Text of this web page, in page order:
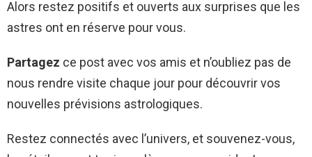
Alors restez positifs et ouverts aux surprises que les
astres ont en réserve pour vous.
Partagez ce post avec vos amis et n’oubliez pas de
nous rendre visite chaque jour pour découvrir vos
nouvelles prévisions astrologiques.
Restez connectés avec l’univers, et souvenez-vous,